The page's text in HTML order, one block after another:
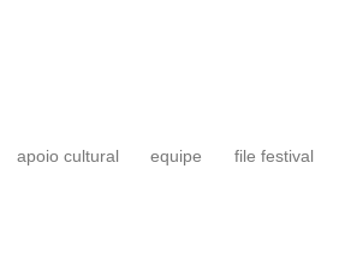
apoio cultural equipe file festival